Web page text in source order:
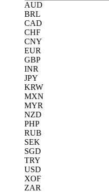
AUD
BRL
CAD
CHF
CNY
EUR
GBP
INR
JPY
KRW
MXN
MYR
NZD
PHP
RUB
SEK
SGD
TRY
USD
XOF
ZAR